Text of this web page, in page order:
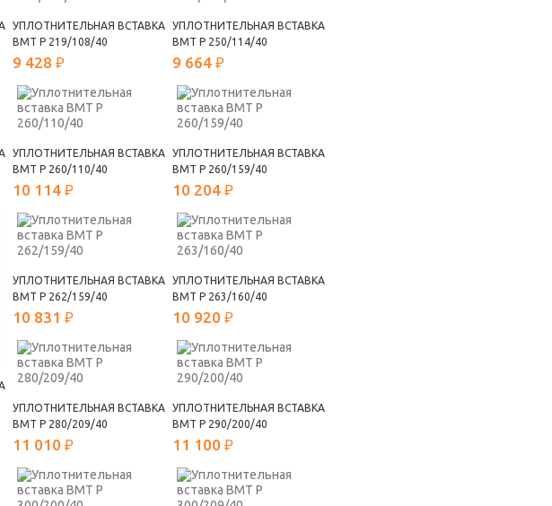
УПЛОТНИТЕЛЬНАЯ ВСТАВКА
ВМТ Р 219/108/40
9 428 ₽
УПЛОТНИТЕЛЬНАЯ ВСТАВКА
ВМТ Р 250/114/40
9 664 ₽
УПЛОТНИТЕЛЬНАЯ ВСТАВКА
ВМТ Р 260/110/40
10 114 ₽
УПЛОТНИТЕЛЬНАЯ ВСТАВКА
ВМТ Р 260/159/40
10 204 ₽
УПЛОТНИТЕЛЬНАЯ ВСТАВКА
ВМТ Р 262/159/40
10 831 ₽
УПЛОТНИТЕЛЬНАЯ ВСТАВКА
ВМТ Р 263/160/40
10 920 ₽
УПЛОТНИТЕЛЬНАЯ ВСТАВКА
ВМТ Р 280/209/40
11 010 ₽
УПЛОТНИТЕЛЬНАЯ ВСТАВКА
ВМТ Р 290/200/40
11 100 ₽